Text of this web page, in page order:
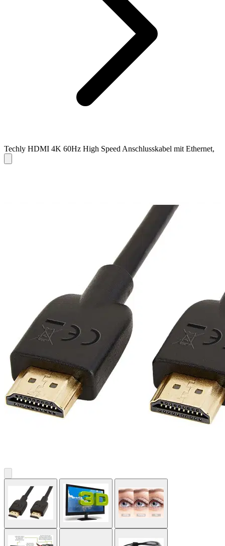
Techly HDMI 4K 60Hz High Speed Anschlusskabel mit Ethernet,